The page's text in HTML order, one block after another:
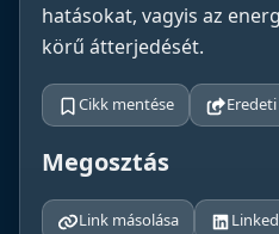
hatásokat, vagyis az
körű átterjedését.
Cikk mentése
Megosztás
Link másolása